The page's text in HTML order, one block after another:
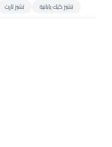
تشيز كيك يابانية تشيز تارت